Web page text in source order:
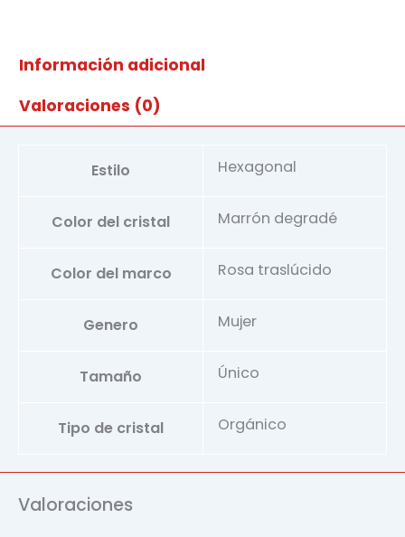
Información adicional
Valoraciones (0)
Estilo Hexagonal
Color del cristal Marrón degradé
Color del marco Rosa traslúcido
Genero Mujer
Tamaño Único
Tipo de cristal Orgánico
Valoraciones